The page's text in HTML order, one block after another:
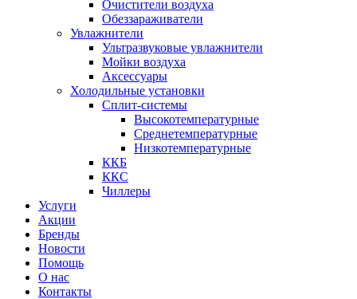
Очистители воздуха
Обеззараживатели
Увлажнители
Ультразвуковые увлажнители
Мойки воздуха
Аксессуары
Холодильные установки
Сплит-системы
Высокотемпературные
Среднетемпературные
Низкотемпературные
ККБ
ККС
Чиллеры
Услуги
Акции
Бренды
Новости
Помощь
О нас
Контакты